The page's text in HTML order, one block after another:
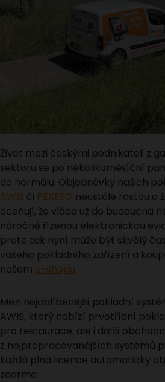
Život mezi českými podnikateli z
sektoru se po několikaměsíční
do normálu. Objednávky našich
AWIS či PEXESO neustále rostou a
oceňují, že vláda už do budoucna
náročně řízenou elektronickou
proto tak nyní může být skvělý
vašeho pokladního zařízení a
našem e-shopu.
Mezi nejoblíbenější pokladní
AWIS, který nabízí prvotřídní
pro restaurace, ale i další
z nejpropracovanějších systémů
každá plná licence automaticky
zdarma.